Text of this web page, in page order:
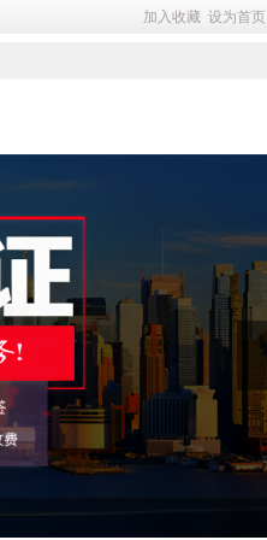
加入收藏 设为首页